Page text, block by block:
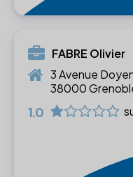
FABRE Olivier
3 Avenue
38000
1.0